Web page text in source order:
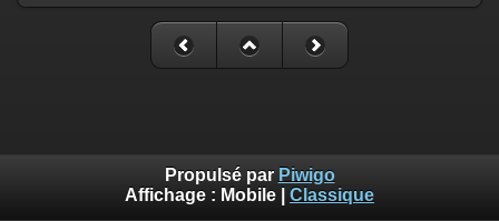
Propulsé par Piwigo
Affichage : Mobile Classique